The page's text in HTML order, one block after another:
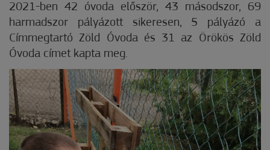
2021-ben 42 óvoda először, 43 másodszor, 69
harmadszor pályázott sikeresen, 5 pályázó a
Címmegtartó Zöld Óvoda és 31 az Örökös Zöld
Óvoda címet kapta meg.